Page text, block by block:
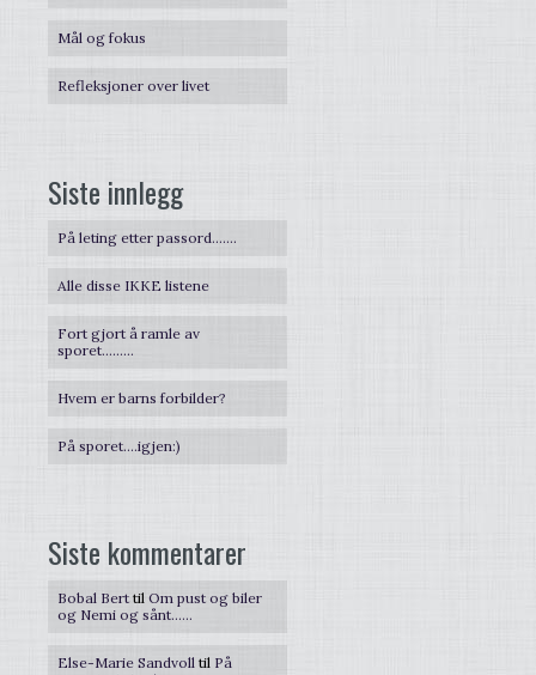
Mål og fokus
Refleksjoner over livet
Siste innlegg
På leting etter passord…….
Alle disse IKKE listene
Fort gjort å ramle av
sporet………
Hvem er barns forbilder?
På sporet….igjen:)
Siste kommentarer
Bobal BerttilOm pust og biler
og Nemi og sånt……
Else-Marie Sandvoll til På